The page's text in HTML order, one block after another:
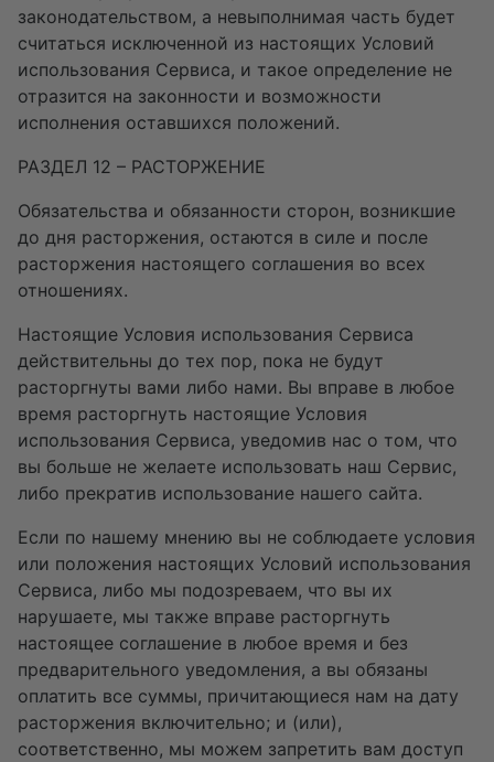
законодательством, а невыполнимая часть будет
считаться исключенной из настоящих Условий
использования Сервиса, и такое определение не
отразится на законности и возможности
исполнения оставшихся положений.
РАЗДЕЛ 12 – РАСТОРЖЕНИЕ
Обязательства и обязанности сторон, возникшие
до дня расторжения, остаются в силе и после
расторжения настоящего соглашения во всех
отношениях.
Настоящие Условия использования Сервиса
действительны до тех пор, пока не будут
расторгнуты вами либо нами. Вы вправе в любое
время расторгнуть настоящие Условия
использования Сервиса, уведомив нас о том, что
вы больше не желаете использовать наш Сервис,
либо прекратив использование нашего сайта.
Если по нашему мнению вы не соблюдаете условия
или положения настоящих Условий использования
Сервиса, либо мы подозреваем, что вы их
нарушаете, мы также вправе расторгнуть
настоящее соглашение в любое время и без
предварительного уведомления, а вы обязаны
оплатить все суммы, причитающиеся нам на дату
расторжения включительно; и (или),
соответственно, мы можем запретить вам доступ